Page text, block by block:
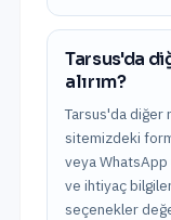
Tarsus'da
alırım?
Tarsus'da diğer
sitemizdeki
veya WhatsApp
ve ihtiyaç
seçenekler